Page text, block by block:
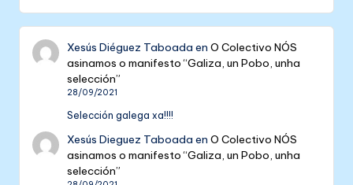
Xesús Diéguez Taboada enO Colectivo NÓS
asinamos o manifesto “Galiza, un Pobo, unha
selección”
28/09/2021
Selección galega xa!!!!
Xesús Dieguez Taboada enO Colectivo NÓS
asinamos o manifesto “Galiza, un Pobo, unha
selección”